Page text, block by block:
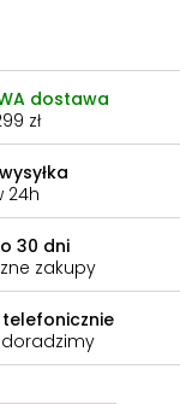
dostawa
zł
24h
30 dni
zakupy
doradzimy